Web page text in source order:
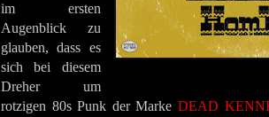
im ersten
Augenblick zu
glauben, dass es
sich bei diesem
Dreher um
rotzigen 80s Punk der MarkeDEAD